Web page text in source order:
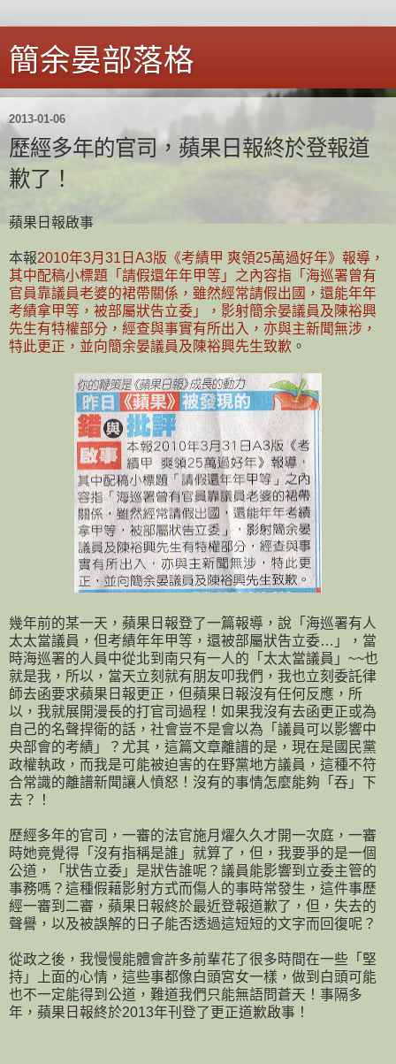
簡余晏部落格
2013-01-06
歷經多年的官司，蘋果日報終於登報道
歉了！
蘋果日報啟事
本報2010年3月31日A3版《考績甲 爽領25萬過好年》報導，
其中配稿小標題「請假還年年甲等」之內容指「海巡署曾有
官員靠議員老婆的裙帶關係，雖然經常請假出國，還能年年
考績拿甲等，被部屬狀告立委」，影射簡余晏議員及陳裕興
先生有特權部分，經查與事實有所出入，亦與主新聞無涉，
特此更正，並向簡余晏議員及陳裕興先生致歉 。
幾年前的某一天，蘋果日報登了一篇報導，說「海巡署有人
太太當議員，但考績年年甲等，還被部屬狀告立委…」，當
時海巡署的人員中從北到南只有一人的「太太當議員」~~也
就是我，所以，當天立刻就有朋友叩我們，我也立刻委託律
師去函要求蘋果日報更正，但蘋果日報沒有任何反應，所
以，我就展開漫長的打官司過程！如果我沒有去函更正或為
自己的名聲捍衛的話，社會豈不是會以為「議員可以影響中
央部會的考績」？尤其，這篇文章離譜的是，現在是國民黨
政權執政，而我是可能被迫害的在野黨地方議員，這種不符
合常識的離譜新聞讓人憤怒！沒有的事情怎麼能夠「吞」下
去？！
歷經多年的官司，一審的法官施月燿久久才開一次庭，一審
時她竟覺得「沒有指稱是誰」就算了，但，我要爭的是一個
公道，「狀告立委」是狀告誰呢？議員能影響到立委主管的
事務嗎？這種假藉影射方式而傷人的事時常發生，這件事歷
經一審到二審，蘋果日報終於最近登報道歉了，但，失去的
聲譽，以及被誤解的日子能否透過這短短的文字而回復呢？
從政之後，我慢慢能體會許多前輩花了很多時間在一些「堅
持」上面的心情，這些事都像白頭宮女一樣，做到白頭可能
也不一定能得到公道，難道我們只能無語問蒼天！事隔多
年，蘋果日報終於2013年刊登了更正道歉啟事！